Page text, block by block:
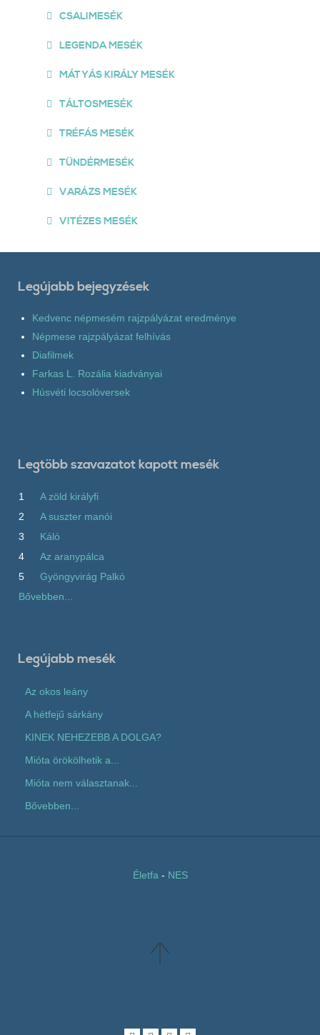
CSALIMESÉK
LEGENDA MESÉK
MÁTYÁS KIRÁLY MESÉK
TÁLTOSMESÉK
TRÉFÁS MESÉK
TÜNDÉRMESÉK
VARÁZS MESÉK
VITÉZES MESÉK
Legújabb bejegyzések
Kedvenc népmesém rajzpályázat eredménye
Népmese rajzpályázat felhívás
Diafilmek
Farkas L. Rozália kiadványai
Húsvéti locsolóversek
Legtöbb szavazatot kapott mesék
1
A zöld királyfi
2
A suszter manói
3
Káló
4
Az aranypálca
5
Gyöngyvirág Palkó
Bővebben...
Legújabb mesék
Az okos leány
A hétfejű sárkány
KINEK NEHEZEBB A DOLGA?
Mióta örökölhetik a...
Mióta nem választanak...
Bővebben...
Életfa - NES